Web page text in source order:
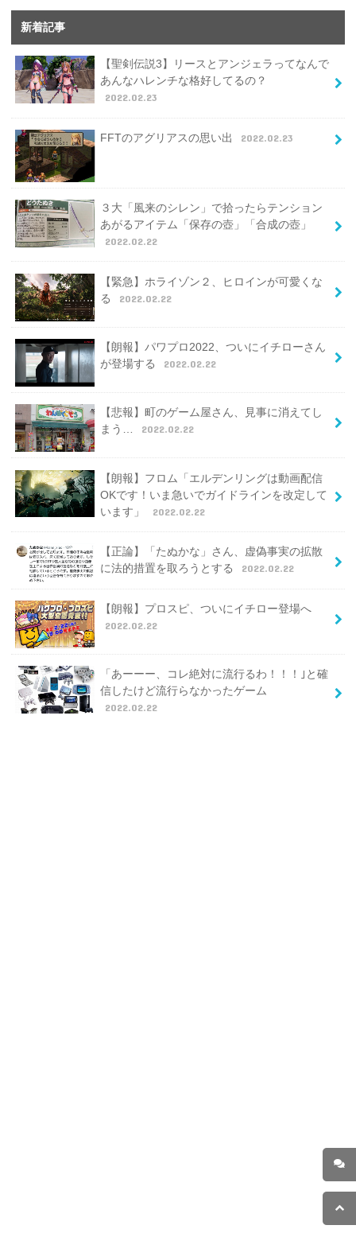
新着記事
【聖剣伝説3】リースとアンジェラってなんで
あんなハレンチな格好してるの？
2022.02.23
FFTのアグリアスの思い出 2022.02.23
３大「風来のシレン」で拾ったらテンション
あがるアイテム「保存の壺」「合成の壺」
2022.02.22
【緊急】ホライゾン２、ヒロインが可愛くな
る
2022.02.22
【朗報】パワプロ2022、ついにイチローさん
が登場する
2022.02.22
【悲報】町のゲーム屋さん、見事に消えてし
まう…
2022.02.22
【朗報】フロム「エルデンリングは動画配信
OKです！いま急いでガイドラインを改定して
います」
2022.02.22
【正論】「たぬかな」さん、虚偽事実の拡散
に法的措置を取ろうとする
2022.02.22
【朗報】プロスピ、ついにイチロー登場へ
2022.02.22
「あーーー、コレ絶対に流行るわ！！！｣と確
信したけど流行らなかったゲーム
2022.02.22